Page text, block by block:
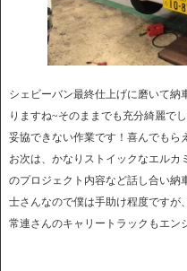
シェビーバン最終仕上げに磨いて
りますね~そのままでも充分綺麗で
妥協できない作業です！喜んでもら
お次は、かなりストイックなエル
のプロジェクト内容など話し合い納
士さんなので僕は手助け程度ですが
常連さんのキャリートラックもエン